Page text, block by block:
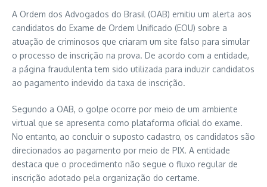
A Ordem dos Advogados do Brasil (OAB) emitiu um alerta aos
candidatos do Exame de Ordem Unificado (EOU) sobre a
atuação de criminosos que criaram um site falso para simular
o processo de inscrição na prova. De acordo com a entidade,
a página fraudulenta tem sido utilizada para induzir candidatos
ao pagamento indevido da taxa de inscrição.
Segundo a OAB, o golpe ocorre por meio de um ambiente
virtual que se apresenta como plataforma oficial do exame.
No entanto, ao concluir o suposto cadastro, os candidatos são
direcionados ao pagamento por meio de PIX. A entidade
destaca que o procedimento não segue o fluxo regular de
inscrição adotado pela organização do certame.